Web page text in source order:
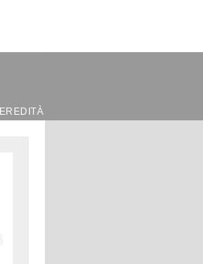
EREDITÀ